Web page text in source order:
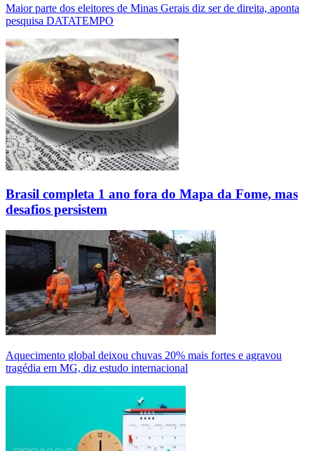
Maior parte dos eleitores de Minas Gerais diz ser de direita, aponta
pesquisa DATATEMPO
Brasil completa 1 ano fora do Mapa da Fome, mas
desafios persistem
Aquecimento global deixou chuvas 20% mais fortes e agravou
tragédia em MG, diz estudo internacional